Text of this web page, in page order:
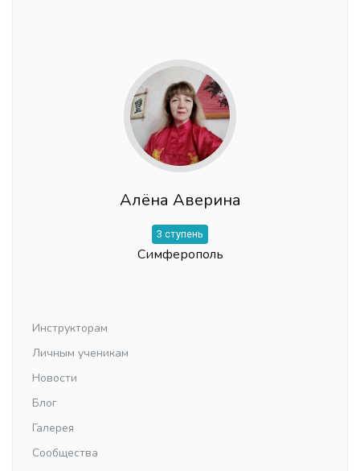
Алёна Аверина
3 ступень
Симферополь
Инструкторам
Личным ученикам
Новости
Блог
Галерея
Сообщества